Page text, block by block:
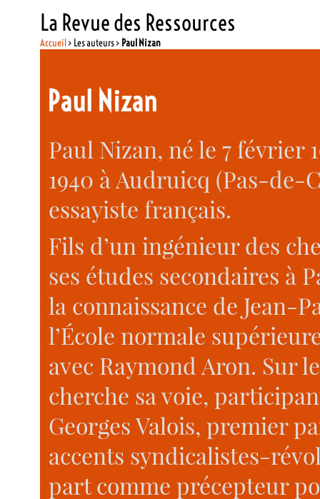
La Revue des Ressources
Accueil> Les auteurs > Paul Nizan
Paul Nizan
Paul Nizan, né le 7 février
1940 à Audruicq (Pas-de-
essayiste français.
Fils d’un ingénieur des
ses études secondaires à
la connaissance de Jean-
l’École normale
avec Raymond Aron. Sur
cherche sa voie,
Georges Valois, premier
accents syndicalistes-
part comme précepteur